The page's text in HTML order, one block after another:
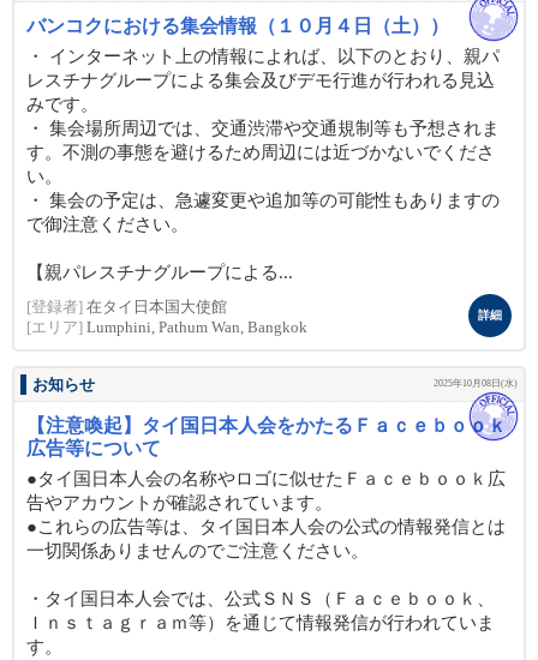
バンコクにおける集会情報（１０月４日（土））
・ インターネット上の情報によれば、以下のとおり、親パ
レスチナグループによる集会及びデモ行進が行われる見込
みです。
・ 集会場所周辺では、交通渋滞や交通規制等も予想されま
す。不測の事態を避けるため周辺には近づかないでくださ
い。
・ 集会の予定は、急遽変更や追加等の可能性もありますの
で御注意ください。
【親パレスチナグループによる...
[登録者] 在タイ日本国大使館
[エリア] Lumphini, Pathum Wan, Bangkok
詳細
お知らせ 2025年10月08日(水)
【注意喚起】タイ国日本人会をかたるＦａｃｅｂｏｏｋ
広告等について
●タイ国日本人会の名称やロゴに似せたＦａｃｅｂｏｏｋ広
告やアカウントが確認されています。
●これらの広告等は、タイ国日本人会の公式の情報発信とは
一切関係ありませんのでご注意ください。
・タイ国日本人会では、公式ＳＮＳ（Ｆａｃｅｂｏｏｋ、
Ｉｎｓｔａｇｒａｍ等）を通じて情報発信が行われていま
す。